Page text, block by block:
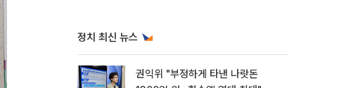
정치 최신 뉴스
권익위 "부정하게 타낸 나랏돈